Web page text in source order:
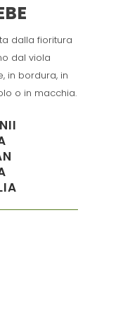
dalla fioritura
dal viola
in bordura, in
o in macchia.